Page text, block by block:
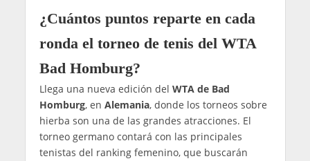
¿Cuántos puntos reparte en cada
ronda el torneo de tenis del WTA
Bad Homburg?
Llega una nueva edición del WTA de Bad
Homburg, en Alemania, donde los torneos sobre
hierba son una de las grandes atracciones. El
torneo germano contará con las principales
tenistas del ranking femenino, que buscarán